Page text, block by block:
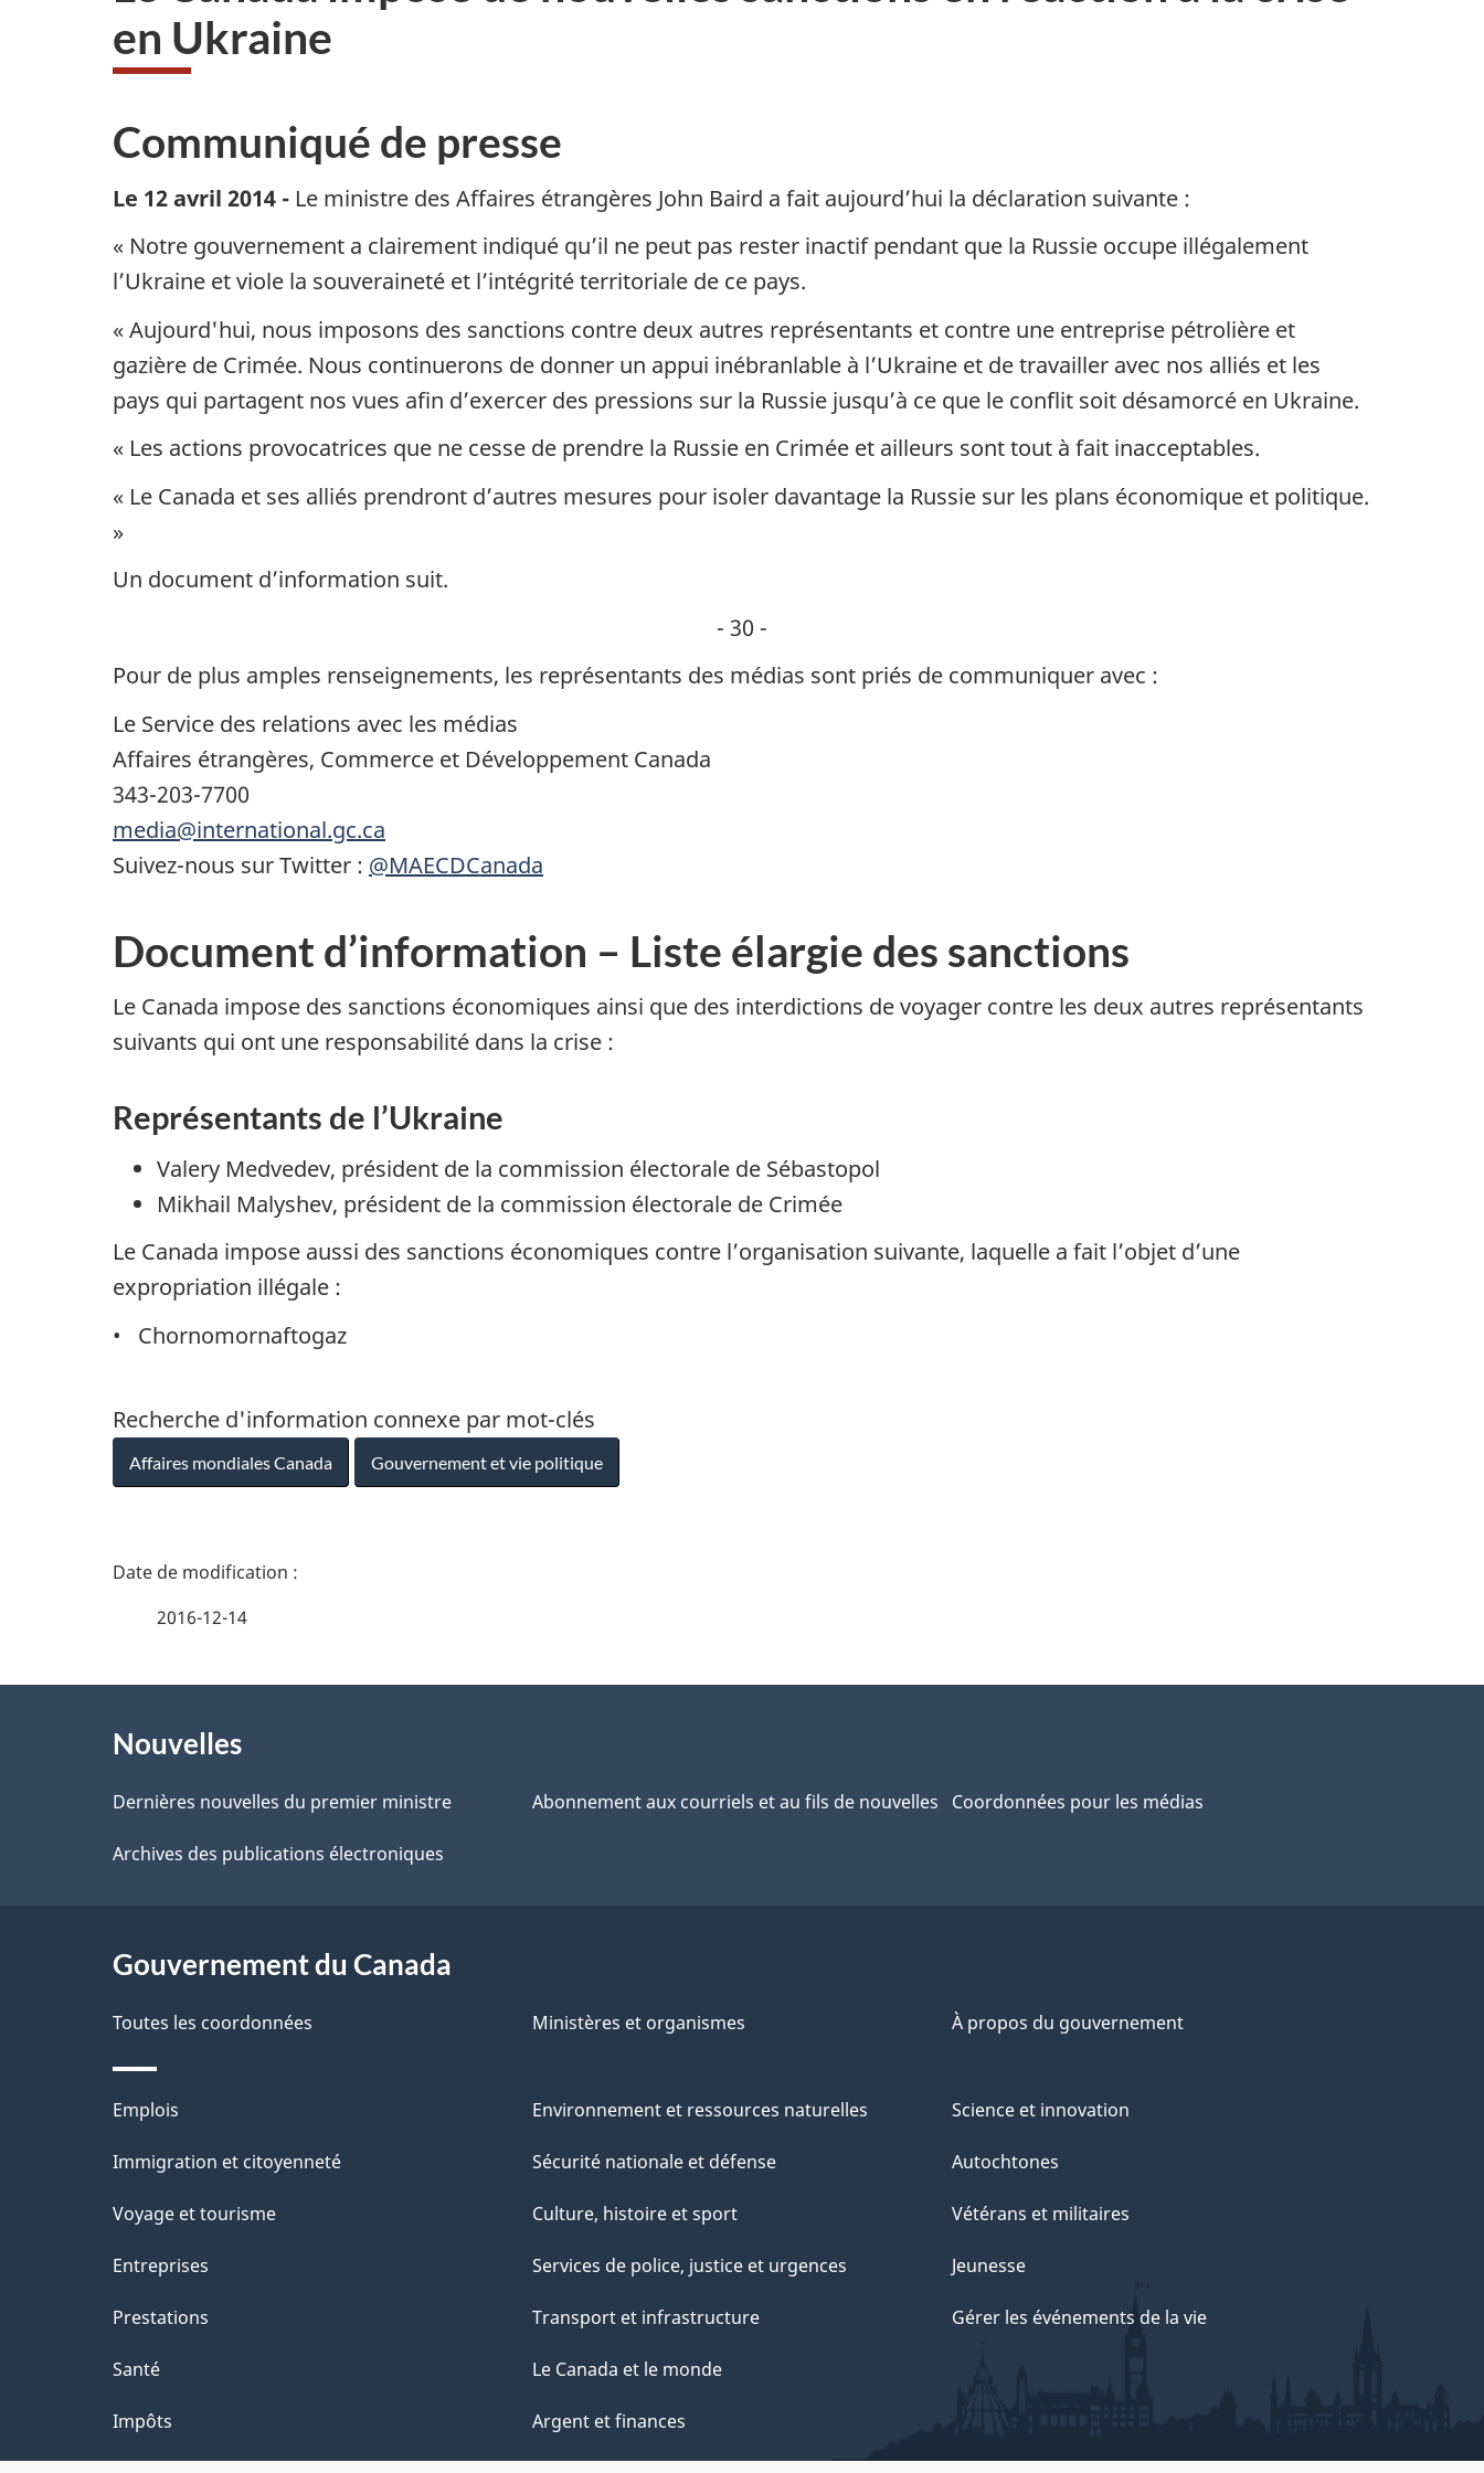
en Ukraine
Communiqué de presse
Le 12 avril 2014 - Le ministre des Affaires étrangères John Baird a fait aujourd’hui la déclaration suivante :
« Notre gouvernement a clairement indiqué qu’il ne peut pas rester inactif pendant que la Russie occupe illégalement
l’Ukraine et viole la souveraineté et l’intégrité territoriale de ce pays.
« Aujourd'hui, nous imposons des sanctions contre deux autres représentants et contre une entreprise pétrolière et
gazière de Crimée. Nous continuerons de donner un appui inébranlable à l’Ukraine et de travailler avec nos alliés et les
pays qui partagent nos vues afin d’exercer des pressions sur la Russie jusqu’à ce que le conflit soit désamorcé en Ukraine.
« Les actions provocatrices que ne cesse de prendre la Russie en Crimée et ailleurs sont tout à fait inacceptables.
« Le Canada et ses alliés prendront d’autres mesures pour isoler davantage la Russie sur les plans économique et politique.
»
Un document d’information suit.
- 30 -
Pour de plus amples renseignements, les représentants des médias sont priés de communiquer avec :
Le Service des relations avec les médias
Affaires étrangères, Commerce et Développement Canada
343-203-7700
media@international.gc.ca
Suivez-nous sur Twitter : @MAECDCanada
Document d’information – Liste élargie des sanctions
Le Canada impose des sanctions économiques ainsi que des interdictions de voyager contre les deux autres représentants
suivants qui ont une responsabilité dans la crise :
Représentants de l’Ukraine
Valery Medvedev, président de la commission électorale de Sébastopol
Mikhail Malyshev, président de la commission électorale de Crimée
Le Canada impose aussi des sanctions économiques contre l’organisation suivante, laquelle a fait l’objet d’une
expropriation illégale :
• Chornomornaftogaz
Recherche d'information connexe par mot-clés
Affaires mondiales Canada Gouvernement et vie politique
D
a
l
s
e
l
a
2016-12-14
proposNouvelles
Dernières nouvelles du premier ministre Abonnement aux courriels et au fils de nouvelles Coordonnées pour les médias
Archives des publications électroniques
Gouvernement du Canada
Toutes les coordonnées Ministères et organismes À propos du gouvernement
Thèmes
et
Emplois
Immigration et citoyenneté
Voyage et tourisme
Entreprises
Prestations
Santé
Impôts
Environnement et ressources naturelles
Sécurité nationale et défense
Culture, histoire et sport
Services de police, justice et urgences
Transport et infrastructure
Le Canada et le monde
Argent et finances
Science et innovation
Autochtones
Vétérans et militaires
Jeunesse
Gérer les événements de la vie